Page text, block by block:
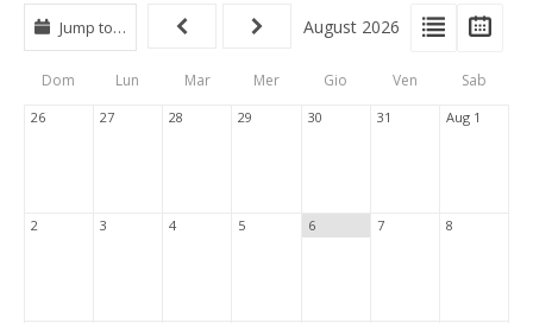
View
Type
Tabs
View
List
Jump to… August 2026
Dom Lun Mar Mer Gio Ven Sab
26 27 28 29 30 31 Aug 1
2 3 4 5 6 7 8